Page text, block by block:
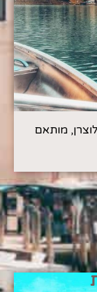
לוצרן, מותאם